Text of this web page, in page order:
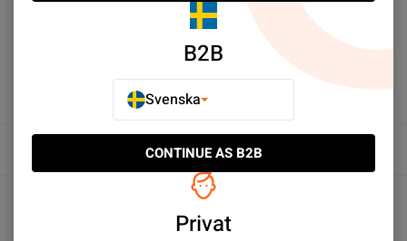
Produktspecifikationer
B2B
Svenska
CONTINUE AS B2B
Privat